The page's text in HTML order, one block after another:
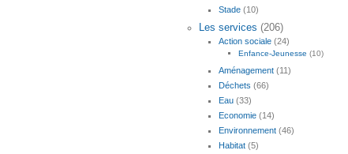
Stade (10)
Les services (206)
Action sociale (24)
Enfance-Jeunesse (10)
Aménagement (11)
Déchets (66)
Eau (33)
Economie (14)
Environnement (46)
Habitat (5)